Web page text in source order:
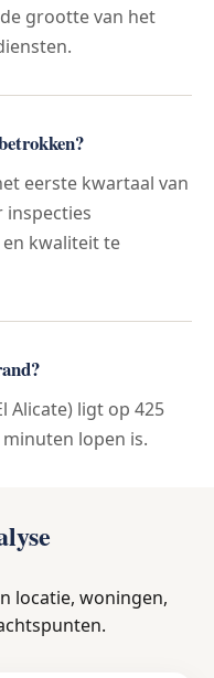
grootte van het
eerste kwartaal van
inspecties
kwaliteit te
Alicate) ligt op 425
lopen is.
locatie, woningen,